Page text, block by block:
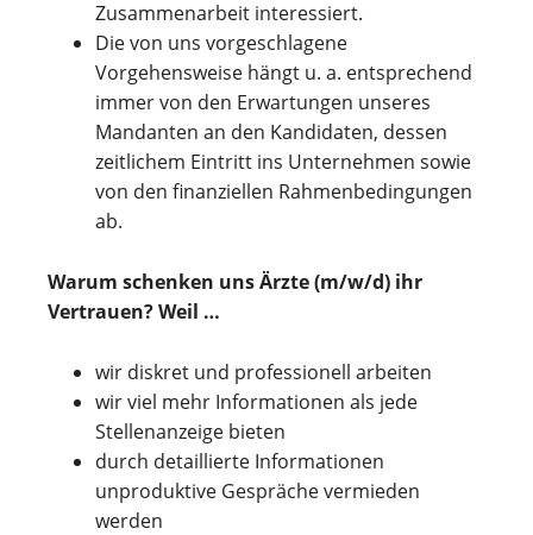
Zusammenarbeit interessiert.
Die von uns vorgeschlagene
Vorgehensweise hängt u. a. entsprechend
immer von den Erwartungen unseres
Mandanten an den Kandidaten, dessen
zeitlichem Eintritt ins Unternehmen sowie
von den finanziellen Rahmenbedingungen
ab.
Warum schenken uns Ärzte (m/w/d) ihr
Vertrauen? Weil …
wir diskret und professionell arbeiten
wir viel mehr Informationen als jede
Stellenanzeige bieten
durch detaillierte Informationen
unproduktive Gespräche vermieden
werden